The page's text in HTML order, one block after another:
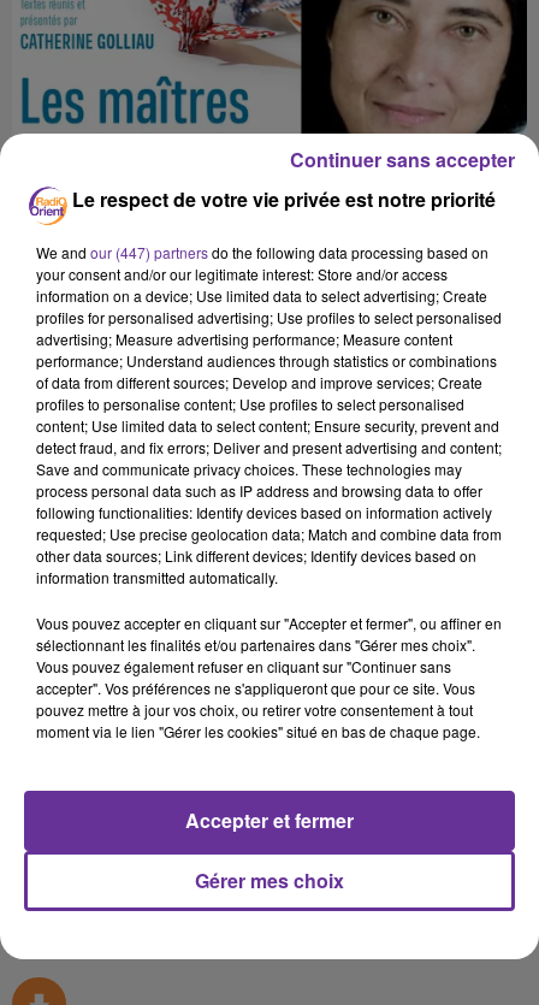
Catherine Golliau
27 novembre 2022 - 19 min 3 sec
CATHERINE GOLLIAU, “LES MAÎTRES DU
LB
La Bibliothèque de Radio Orient du samedi 26 novembre
2022
novembre 2022 étaitCatherine Golliaupour “Les
maîtres du bonheur”, aux éditions du Cerf
Le respect de votre vie privée est notre priorité
We and our (447) partnersdo the following data processing based on
your consent and/or our legitimate interest: Store and/or access
information on a device; Use limited data to select advertising; Create
profiles for personalised advertising; Use profiles to select personalised
advertising; Measure advertising performance; Measure content
performance; Understand audiences through statistics or combinations
of data from different sources; Develop and improve services; Create
profiles to personalise content; Use profiles to select personalised
content; Use limited data to select content; Ensure security, prevent and
detect fraud, and fix errors; Deliver and present advertising and content;
Save and communicate privacy choices. These technologies may
process personal data such as IP address and browsing data to offer
following functionalities: Identify devices based on information actively
requested; Use precise geolocation data; Match and combine data from
other data sources; Link different devices; Identify devices based on
information transmitted automatically.
Vous pouvez accepter en cliquant sur "Accepter et fermer", ou affiner en
sélectionnant les finalités et/ou partenaires dans "Gérer mes choix".
Vous pouvez également refuser en cliquant sur "Continuer sans
accepter". Vos préférences ne s'appliqueront que pour ce site. Vous
pouvez mettre à jour vos choix, ou retirer votre consentement à tout
moment via le lien "Gérer les cookies" situé en bas de chaque page.
Gérer mes choix
Accepter et fermer
Continuer sans accepter